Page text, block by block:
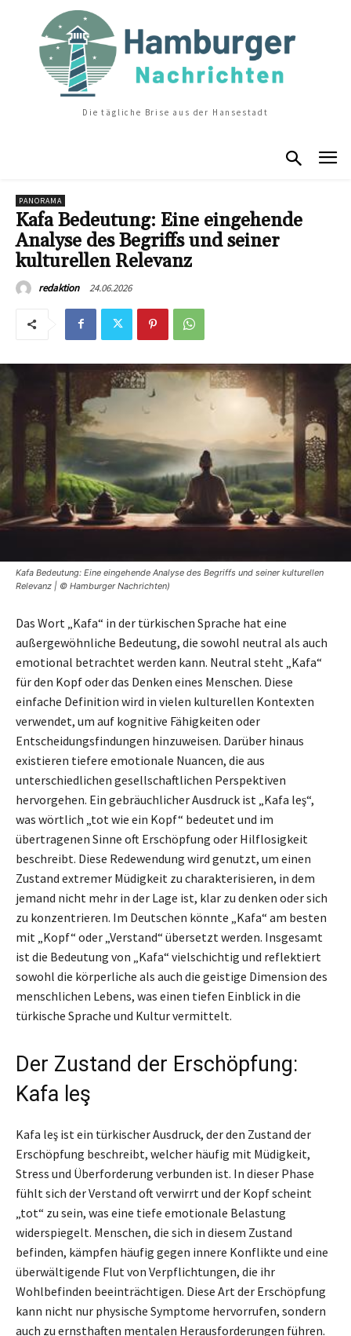
Die tägliche Brise aus der Hansestadt
PANORAMA
Kafa Bedeutung: Eine eingehende
Analyse des Begriffs und seiner
kulturellen Relevanz
redaktion 24.06.2026
Kafa Bedeutung: Eine eingehende Analyse des Begriffs und seiner kulturellen
Relevanz | © Hamburger Nachrichten)
Das Wort „Kafa“ in der türkischen Sprache hat eine
außergewöhnliche Bedeutung, die sowohl neutral als auch
emotional betrachtet werden kann. Neutral steht „Kafa“
für den Kopf oder das Denken eines Menschen. Diese
einfache Definition wird in vielen kulturellen Kontexten
verwendet, um auf kognitive Fähigkeiten oder
Entscheidungsfindungen hinzuweisen. Darüber hinaus
existieren tiefere emotionale Nuancen, die aus
unterschiedlichen gesellschaftlichen Perspektiven
hervorgehen. Ein gebräuchlicher Ausdruck ist „Kafa leş“,
was wörtlich „tot wie ein Kopf“ bedeutet und im
übertragenen Sinne oft Erschöpfung oder Hilflosigkeit
beschreibt. Diese Redewendung wird genutzt, um einen
Zustand extremer Müdigkeit zu charakterisieren, in dem
jemand nicht mehr in der Lage ist, klar zu denken oder sich
zu konzentrieren. Im Deutschen könnte „Kafa“ am besten
mit „Kopf“ oder „Verstand“ übersetzt werden. Insgesamt
ist die Bedeutung von „Kafa“ vielschichtig und reflektiert
sowohl die körperliche als auch die geistige Dimension des
menschlichen Lebens, was einen tiefen Einblick in die
türkische Sprache und Kultur vermittelt.
Der Zustand der Erschöpfung:
Kafa leş
Kafa leş ist ein türkischer Ausdruck, der den Zustand der
Erschöpfung beschreibt, welcher häufig mit Müdigkeit,
Stress und Überforderung verbunden ist. In dieser Phase
fühlt sich der Verstand oft verwirrt und der Kopf scheint
„tot“ zu sein, was eine tiefe emotionale Belastung
widerspiegelt. Menschen, die sich in diesem Zustand
befinden, kämpfen häufig gegen innere Konflikte und eine
überwältigende Flut von Verpflichtungen, die ihr
Wohlbefinden beeinträchtigen. Diese Art der Erschöpfung
kann nicht nur physische Symptome hervorrufen, sondern
auch zu ernsthaften mentalen Herausforderungen führen.